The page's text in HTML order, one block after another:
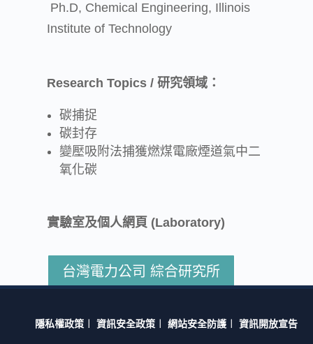
Ph.D, Chemical Engineering, Illinois
Institute of Technology
Research Topics / 研究領域：
碳捕捉
碳封存
變壓吸附法捕獲燃煤電廠煙道氣中二
氧化碳
實驗室及個人網頁 (Laboratory)
台灣電力公司 綜合研究所
隱私權政策︱ 資訊安全政策︱ 網站安全防護︱ 資訊開放宣告